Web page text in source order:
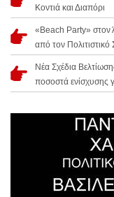
Κοντιά και Διαπόρι
«Beach Party» στον
από τον Πολιτιστικό
Νέα Σχέδια
ποσοστά ενίσχυσης